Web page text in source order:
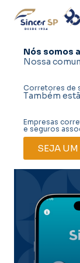
Nós somos
Nossa
Corretores de
Também
Empresas
e seguros
SEJA